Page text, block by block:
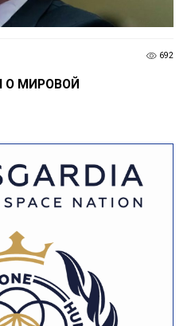
692
О МИРОВОЙ